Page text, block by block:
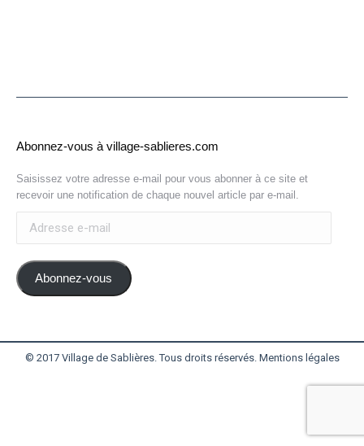
Abonnez-vous à village-sablieres.com
Saisissez votre adresse e-mail pour vous abonner à ce site et
recevoir une notification de chaque nouvel article par e-mail.
Abonnez-vous
© 2017 Village de Sablières. Tous droits réservés. Mentions légales